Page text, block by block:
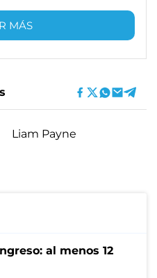
MÁS
Liam Payne
al menos 12